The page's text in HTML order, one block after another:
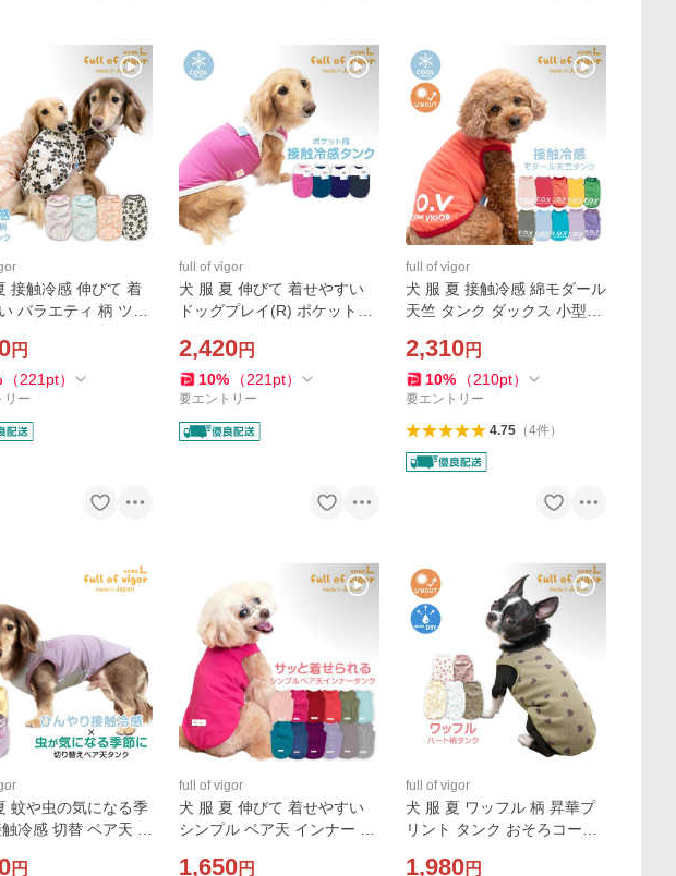
接触冷感 伸びて 着
バラエティ 柄 ツル
型犬用 抜け毛対策
ップ ミニチュアダ
円
（221 pt）
リー
full of vigor
犬 服 夏 伸びて 着せやすい
ドッグプレイ(R) ポケット風
型犬用 抜け毛対策 タンクト
ップ 冷感 ミニチュアダック
ス
2,420円
10% （221 pt）
要エントリー
full of vigor
犬 服 夏 接触冷感 綿モダール
天竺 タンク ダックス 小型犬
冷感 ひんやり クール 夏用冷
感服 ミニチュアダックス
2,310円
10% （210pt）
要エントリー
4.75（4件）
蚊や虫の気になる季
冷感 切替 ベア天 タ
円
full of vigor
犬 服 夏 伸びて 着せやすい
シンプル ベア天 インナー タ
1,650円
full of vigor
犬 服 夏 ワッフル 柄 昇華プ
リント タンク おそろコーデ
1,980円